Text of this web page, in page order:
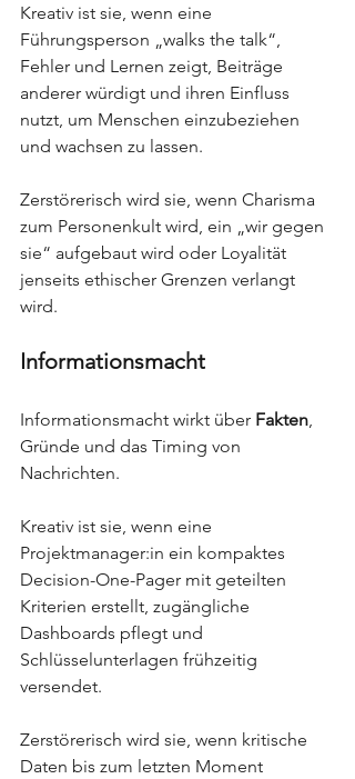
Kreativ ist sie, wenn eine
Führungsperson „walks the talk“,
Fehler und Lernen zeigt, Beiträge
anderer würdigt und ihren Einfluss
nutzt, um Menschen einzubeziehen
und wachsen zu lassen.
Zerstörerisch wird sie, wenn Charisma
zum Personenkult wird, ein „wir gegen
sie“ aufgebaut wird oder Loyalität
jenseits ethischer Grenzen verlangt
wird.
Informationsmacht
Informationsmacht wirkt über Fakten,
Gründe und das Timing von
Nachrichten.
Kreativ ist sie, wenn eine
Projektmanager:in ein kompaktes
Decision-One-Pager mit geteilten
Kriterien erstellt, zugängliche
Dashboards pflegt und
Schlüsselunterlagen frühzeitig
versendet.
Zerstörerisch wird sie, wenn kritische
Daten bis zum letzten Moment